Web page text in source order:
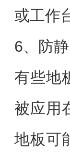
或工作
6、防
有些地
被应用
地板可